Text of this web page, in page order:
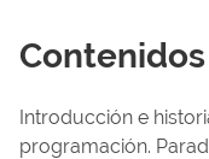
Introducción e
programación.